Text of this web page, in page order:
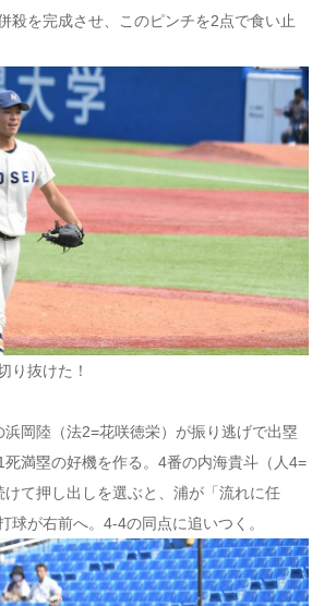
殺を完成させ、このピンチを2点で食い止
り抜けた！
岡陸（法2=花咲徳栄）が振り逃げで出塁
満塁の好機を作る。4番の内海貴斗（人4=
て押し出しを選ぶと、浦が「流れに任
球が右前へ。4-4の同点に追いつく。